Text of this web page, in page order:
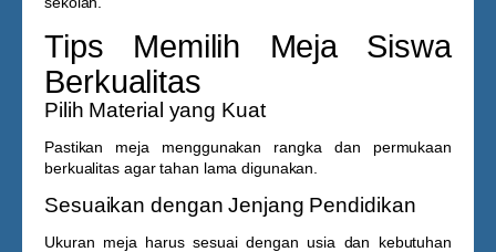
Tips Memilih Meja Siswa
Berkualitas
Pilih Material yang Kuat
Pastikan meja menggunakan rangka dan permukaan
berkualitas agar tahan lama digunakan.
Sesuaikan dengan Jenjang Pendidikan
Ukuran meja harus sesuai dengan usia dan kebutuhan